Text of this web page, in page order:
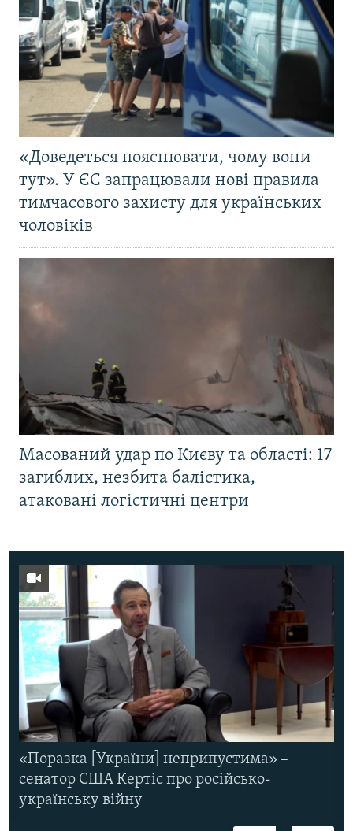
«Доведеться пояснювати, чому вони
тут». У ЄС запрацювали нові правила
тимчасового захисту для українських
чоловіків
Масований удар по Києву та області: 17
загиблих, незбита балістика,
атаковані логістичні центри
«Поразка [України] неприпустима» –
сенатор США Кертіс про російсько-
українську війну